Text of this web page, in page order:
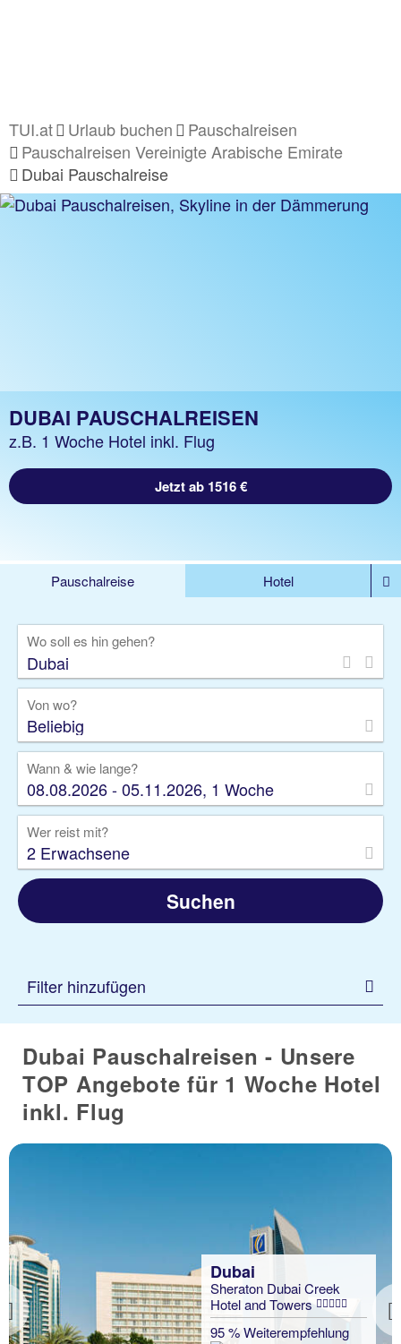
TUI.at Urlaub buchen
Pauschalreisen
Pauschalreisen Vereinigte Arabische Emirate
Dubai Pauschalreise
DUBAI PAUSCHALREISEN
z.B. 1 Woche Hotel inkl. Flug
Jetzt ab 1516 €
Pauschalreise
Hotel
Rundreise
Kreuzfahrt
Gruppenreise
Camper Privattransfer
Wo soll es hin gehen?
Von wo?
Beliebig
Wann & wie lange?
08.08.2026 - 05.11.2026, 1 Woche
Wer reist mit?
2 Erwachsene
Suchen
Filter hinzufügen
Dubai Pauschalreisen - Unsere
TOP Angebote für 1 Woche Hotel
inkl. Flug
Previous
Dubai
Sheraton Dubai Creek
Hotel and Towers
95 % Weiterempfehlung